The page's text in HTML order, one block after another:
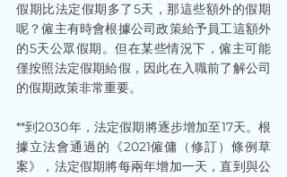
假期比法定假期多了5天，那這些額外的假期
呢？僱主有時會根據公司政策給予員工這額外
的5天公眾假期。但在某些情況下，僱主可能
僅按照法定假期給假，因此在入職前了解公司
的假期政策非常重要。
**到2030年，法定假期將逐步增加至17天。根
據立法會通過的《2021僱傭（修訂）條例草
案》，法定假期將每兩年增加一天，直到與公